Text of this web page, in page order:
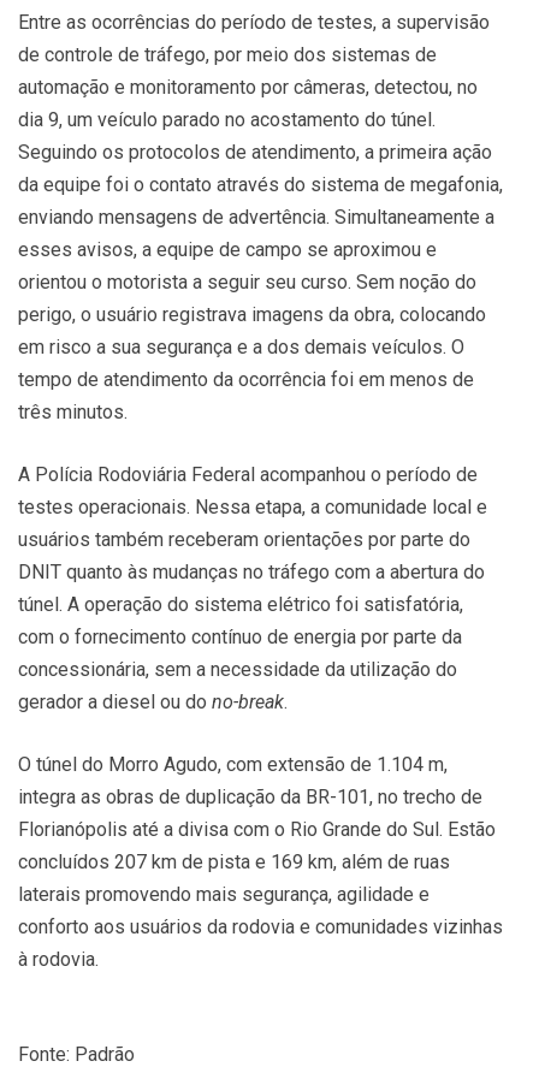
Entre as ocorrências do período de testes, a supervisão
de controle de tráfego, por meio dos sistemas de
automação e monitoramento por câmeras, detectou, no
dia 9, um veículo parado no acostamento do túnel.
Seguindo os protocolos de atendimento, a primeira ação
da equipe foi o contato através do sistema de megafonia,
enviando mensagens de advertência. Simultaneamente a
esses avisos, a equipe de campo se aproximou e
orientou o motorista a seguir seu curso. Sem noção do
perigo, o usuário registrava imagens da obra, colocando
em risco a sua segurança e a dos demais veículos. O
tempo de atendimento da ocorrência foi em menos de
três minutos.
A Polícia Rodoviária Federal acompanhou o período de
testes operacionais. Nessa etapa, a comunidade local e
usuários também receberam orientações por parte do
DNIT quanto às mudanças no tráfego com a abertura do
túnel. A operação do sistema elétrico foi satisfatória,
com o fornecimento contínuo de energia por parte da
concessionária, sem a necessidade da utilização do
gerador a diesel ou do no-break.
O túnel do Morro Agudo, com extensão de 1.104 m,
integra as obras de duplicação da BR-101, no trecho de
Florianópolis até a divisa com o Rio Grande do Sul. Estão
concluídos 207 km de pista e 169 km, além de ruas
laterais promovendo mais segurança, agilidade e
conforto aos usuários da rodovia e comunidades vizinhas
à rodovia.
Fonte: Padrão